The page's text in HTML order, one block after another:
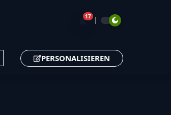
🔔17
PERSONALISIEREN